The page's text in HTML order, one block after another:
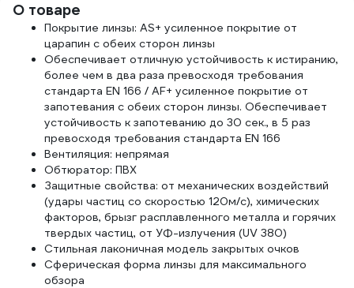
О товаре
Покрытие линзы: AS+ усиленное покрытие от
царапин с обеих сторон линзы
Обеспечивает отличную устойчивость к истиранию,
более чем в два раза превосходя требования
стандарта EN 166 / AF+ усиленное покрытие от
запотевания с обеих сторон линзы. Обеспечивает
устойчивость к запотеванию до 30 сек., в 5 раз
превосходя требования стандарта EN 166
Вентиляция: непрямая
Обтюратор: ПВХ
Защитные свойства: от механических воздействий
(удары частиц со скоростью 120м/с), химических
факторов, брызг расплавленного металла и горячих
твердых частиц, от УФ-излучения (UV 380)
Стильная лаконичная модель закрытых очков
Сферическая форма линзы для максимального
обзора